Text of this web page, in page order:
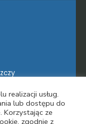
realizacji usług.
lub dostępu do
Korzystając ze
zgodnie z